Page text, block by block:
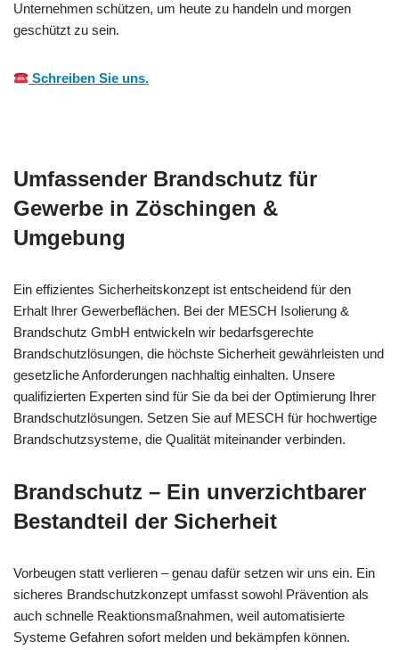
Unternehmen schützen, um heute zu handeln und morgen
geschützt zu sein.
Schreiben Sie uns.
Umfassender Brandschutz für
Gewerbe in Zöschingen &
Umgebung
Ein effizientes Sicherheitskonzept ist entscheidend für den
Erhalt Ihrer Gewerbeflächen. Bei der MESCH Isolierung &
Brandschutz GmbH entwickeln wir bedarfsgerechte
Brandschutzlösungen, die höchste Sicherheit gewährleisten und
gesetzliche Anforderungen nachhaltig einhalten. Unsere
qualifizierten Experten sind für Sie da bei der Optimierung Ihrer
Brandschutzlösungen. Setzen Sie auf MESCH für hochwertige
Brandschutzsysteme, die Qualität miteinander verbinden.
Brandschutz – Ein unverzichtbarer
Bestandteil der Sicherheit
Vorbeugen statt verlieren – genau dafür setzen wir uns ein. Ein
sicheres Brandschutzkonzept umfasst sowohl Prävention als
auch schnelle Reaktionsmaßnahmen, weil automatisierte
Systeme Gefahren sofort melden und bekämpfen können.